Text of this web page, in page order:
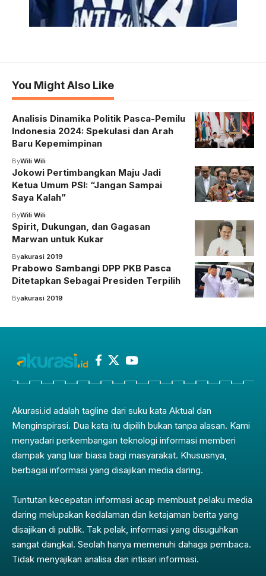
You Might Also Like
Analisis Dinamika Politik Pasca-Pemilu
Indonesia 2024: Spekulasi dan Arah
Baru Kepemimpinan
ByWili Wili
Jokowi Pertimbangkan Maju Jadi
Ketua Umum PSI: “Jangan Sampai
Saya Kalah”
ByWili Wili
Spirit, Dukungan, dan Gagasan
Marwan untuk Kukar
Byakurasi 2019
Prabowo Sambangi DPP PKB Pasca
Ditetapkan Sebagai Presiden Terpilih
Byakurasi 2019
Akurasi.id adalah tagline dari suku kata Aktual dan
Menginspirasi. Dua kata itu dipilih bukan tanpa alasan. Kami
menyadari perkembangan teknologi informasi memberi
dampak yang luar biasa bagi masyarakat. Khususnya,
berbagai informasi yang disajikan media daring.
Tuntutan kecepatan informasi acap membuat pelaku media
daring melupakan kedalaman dan ketajaman berita yang
disajikan di publik. Tak pelak, informasi yang disuguhkan
sangat dangkal. Seolah hanya memenuhi dahaga pembaca.
Tidak menyajikan analisa dan intisari informasi.